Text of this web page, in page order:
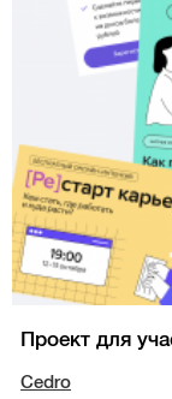
Проект для
Cedro